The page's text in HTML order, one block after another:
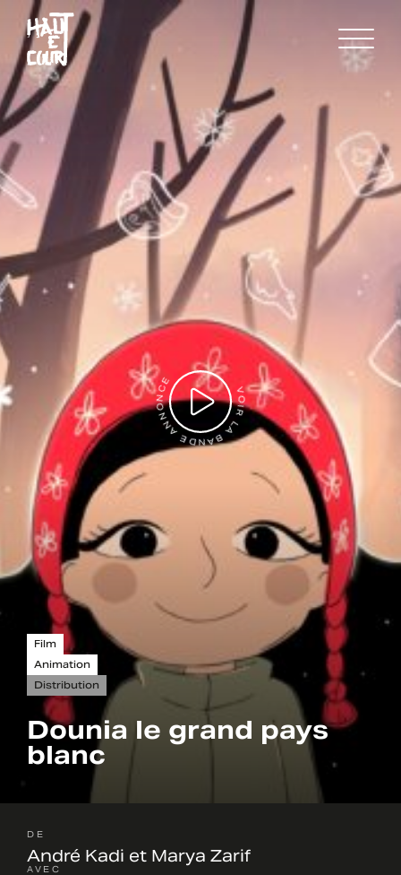
EN
Film
Animation
Distribution
Dounia le grand pays
blanc
VOIR LA BANDE ANNONCE
DE
André Kadi et Marya Zarif
AVEC